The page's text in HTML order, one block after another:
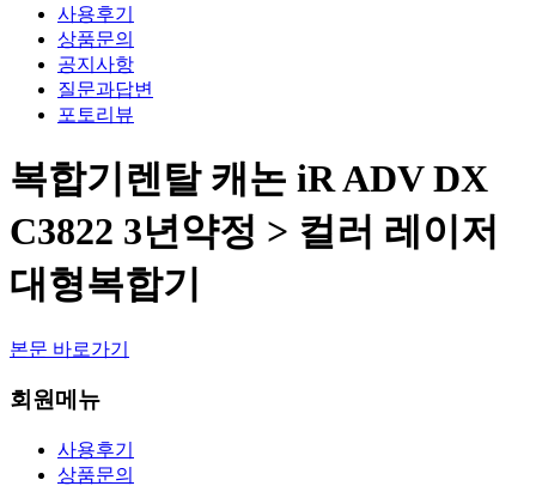
사용후기
상품문의
공지사항
질문과답변
포토리뷰
복합기렌탈 캐논 iR ADV DX
C3822 3년약정 > 컬러 레이저
대형복합기
본문 바로가기
회원메뉴
사용후기
상품문의